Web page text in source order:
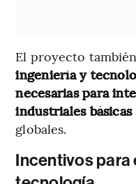
El proyecto
ingeniería y
necesarias para
industriales básicas
globales.
Incentivos para